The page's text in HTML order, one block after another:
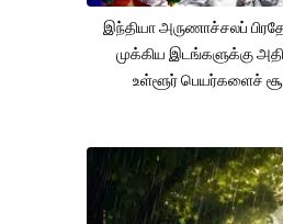
இந்தியா அருணாச்சலப்
முக்கிய இடங்களுக்கு
உள்ளூர் பெயர்களைச்